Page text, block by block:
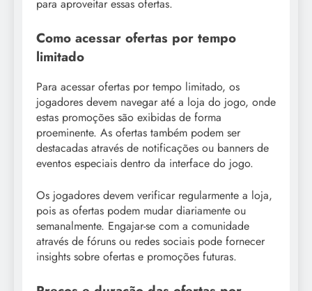
para aproveitar essas ofertas.
Como acessar ofertas por tempo
limitado
Para acessar ofertas por tempo limitado, os
jogadores devem navegar até a loja do jogo, onde
estas promoções são exibidas de forma
proeminente. As ofertas também podem ser
destacadas através de notificações ou banners de
eventos especiais dentro da interface do jogo.
Os jogadores devem verificar regularmente a loja,
pois as ofertas podem mudar diariamente ou
semanalmente. Engajar-se com a comunidade
através de fóruns ou redes sociais pode fornecer
insights sobre ofertas e promoções futuras.